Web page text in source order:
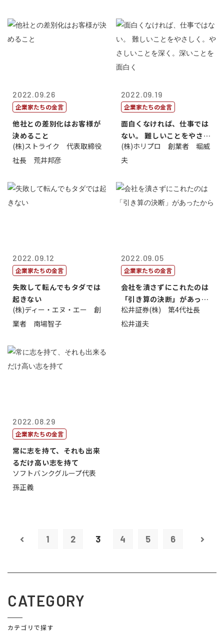
2022.09.26
企業家たちの金言
他社との差別化はお客様が
決めること
(株)ストライク 代表取締役
社長 荒井邦彦
2022.09.19
企業家たちの金言
面白くなければ、仕事では
ない。 難しいことをやさし
く。やさし...
(株)ホリプロ 創業者 堀威
夫
2022.09.12
企業家たちの金言
失敗して転んでもタダでは
起きない
(株)ディー・エヌ・エー 創
業者 南場智子
2022.09.05
企業家たちの金言
会社を潰さずにこれたのは
「引き算の決断」があった
から
松井証券(株) 第4代社長
松井道夫
2022.08.29
企業家たちの金言
常に志を持て、それも出来
るだけ高い志を持て
ソフトバンクグループ代表
孫正義
1 2 3 4 5 6
CATEGORY
カテゴリで探す